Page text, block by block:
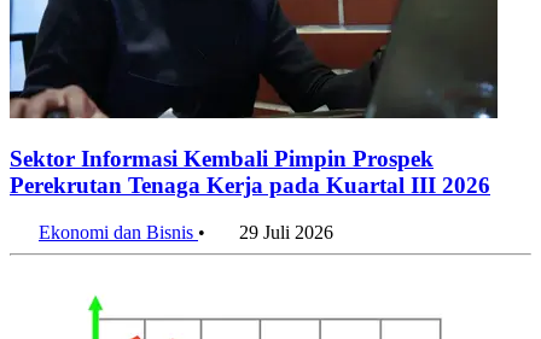
Sektor Informasi Kembali Pimpin Prospek
Perekrutan Tenaga Kerja pada Kuartal III 2026
Ekonomi dan Bisnis • 29 Juli 2026